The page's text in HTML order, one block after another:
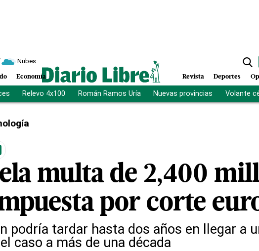
Nubes
Economía Revista Deportes
Relevo 4x100 Román Ramos Uría Nuevas provincias Volante
multa de 2,400
por corte
podría tardar hasta dos años en llegar a
caso a más de una década